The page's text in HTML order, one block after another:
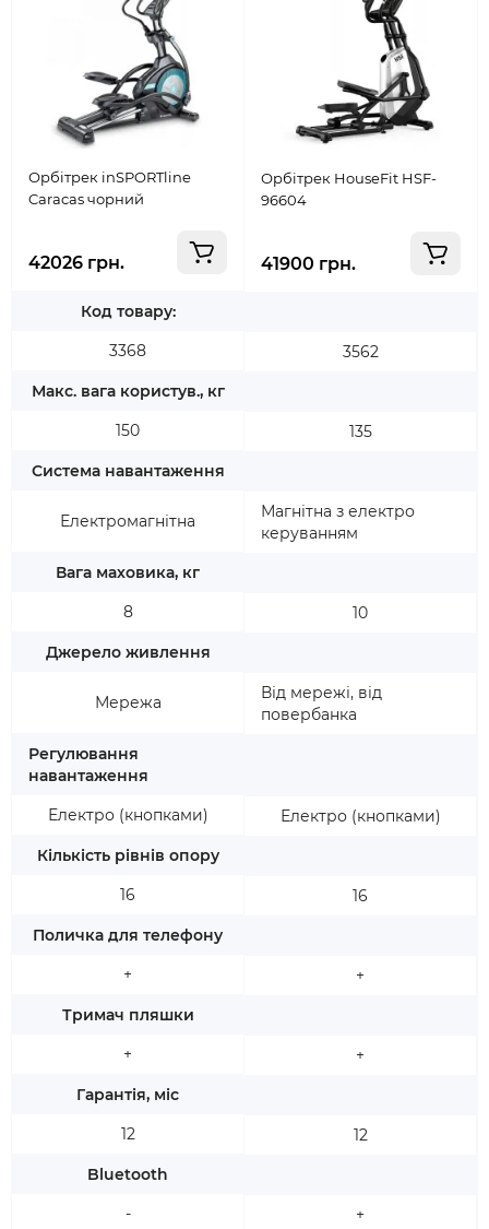
Орбітрек inSPORTline
Caracas чорний
42026 грн.
Код товару:
3368
Макс. вага користув., кг
150
Система навантаження
Електромагнітна
Вага маховика, кг
8
Джерело живлення
Мережа
Регулювання
навантаження
Електро (кнопками)
Кількість рівнів опору
16
Поличка для телефону
+
Тримач пляшки
+
Гарантія, міс
12
Bluetooth
-
Орбітрек HouseFit HSF-
96604
41900 грн.
3562
135
Магнітна з електро
керуванням
10
Від мережі, від
повербанка
Електро (кнопками)
16
+
+
12
+